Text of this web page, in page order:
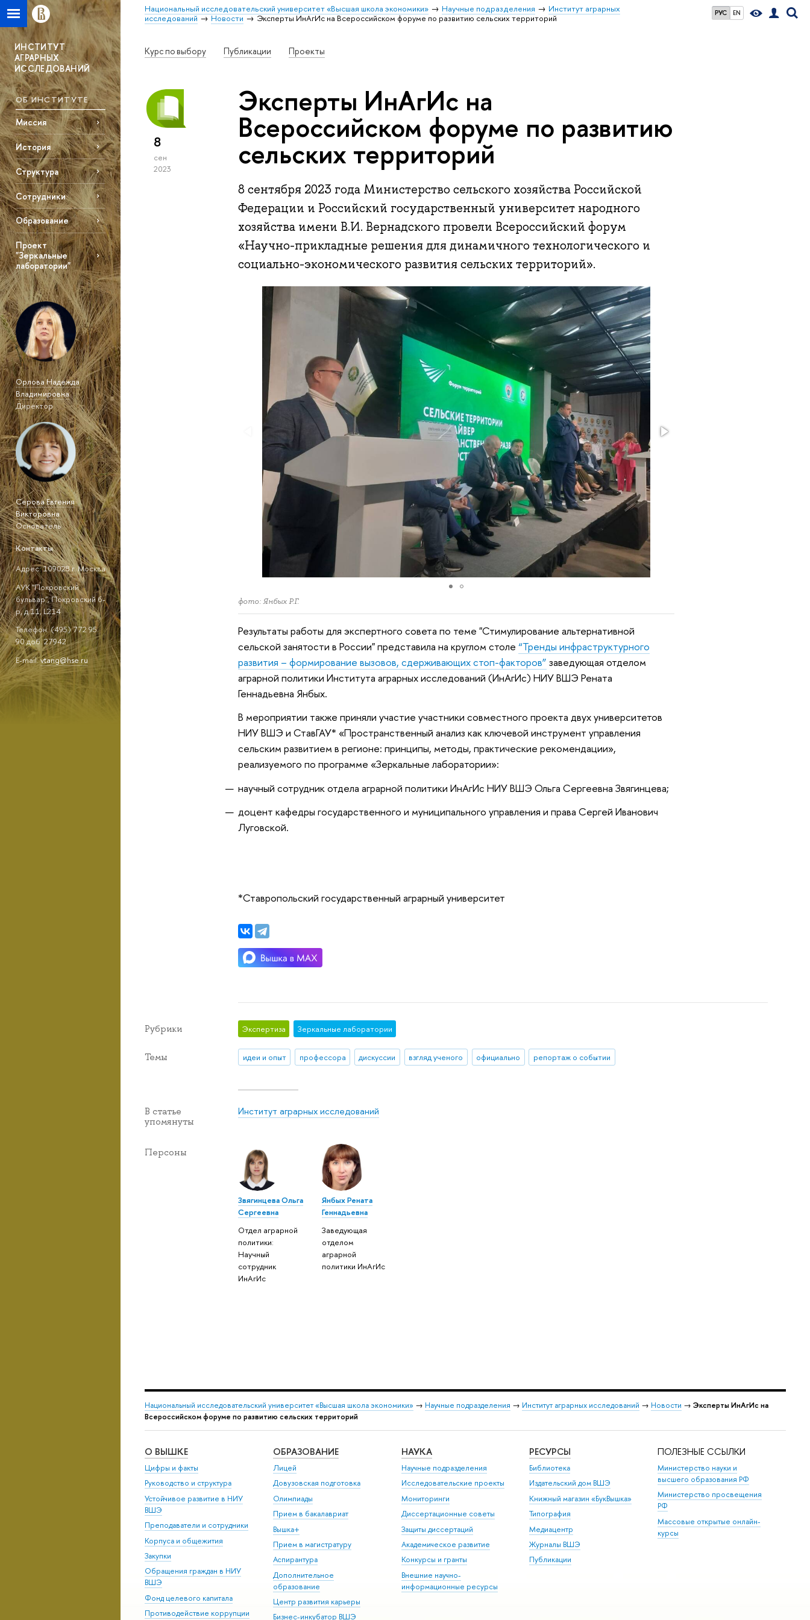
РУС EN
Национальный исследовательский университет «Высшая школа экономики» Научные подразделения
Институт аграрных
исследований
Новости Эксперты ИнАгИс на Всероссийском форуме по развитию сельских территорий
ИНСТИТУТ
АГРАРНЫХ
ИССЛЕДОВАНИЙ
ОБ ИНСТИТУТЕ
Миссия
История
Структура
Сотрудники
Образование
Проект
"Зеркальные
лаборатории"
Орлова Надежда
Владимировна
Директор
Серова Евгения
Викторовна
Основатель
Контакты
Адрес: 109028 г. Москва
АУК "Покровский
бульвар", Покровский б-
р, д.11, L214
Телефон: (495) 772 95
90 доб. 27942
E-mail:vtang@hse.ru
Курс по выбору Публикации Проекты
8
сен
2023
Эксперты ИнАгИс на
Всероссийском форуме по развитию
сельских территорий
8 сентября 2023 года Министерство сельского хозяйства Российской
Федерации и Российский государственный университет народного
хозяйства имени В.И. Вернадского провели Всероссийский форум
«Научно-прикладные решения для динамичного технологического и
социально-экономического развития сельских территорий».
фото: Янбых Р.Г.
Результаты работы для экспертного совета по теме "Стимулирование альтернативной
сельской занятости в России" представила на круглом столе“Тренды инфраструктурного
развития – формирование вызовов, сдерживающих стоп-факторов” заведующая отделом
аграрной политики Института аграрных исследований (ИнАгИс) НИУ ВШЭ Рената
Геннадьевна Янбых.
В мероприятии также приняли участие участники совместного проекта двух университетов
НИУ ВШЭ и СтавГАУ* «Пространственный анализ как ключевой инструмент управления
сельским развитием в регионе: принципы, методы, практические рекомендации»,
реализуемого по программе «Зеркальные лаборатории»:
научный сотрудник отдела аграрной политики ИнАгИс НИУ ВШЭ Ольга Сергеевна Звягинцева;
доцент кафедры государственного и муниципального управления и права Сергей Иванович
Луговской.
*Ставропольский государственный аграрный университет
Рубрики Экспертиза Зеркальные лаборатории
Темы идеи и опыт профессора дискуссии взгляд ученого официально репортаж о событии
В статье
упомянуты
Институт аграрных исследований
Персоны
Звягинцева Ольга
Сергеевна
Отдел аграрной
политики:
Научный
сотрудник
ИнАгИс
Янбых Рената
Геннадьевна
Заведующая
отделом
аграрной
политики ИнАгИс
Национальный исследовательский университет «Высшая школа экономики» → Научные подразделения → Институт аграрных исследований → Новости → Эксперты ИнАгИс на
Всероссийском форуме по развитию сельских территорий
О ВЫШКЕ
Цифры и факты
Руководство и структура
Устойчивое развитие в НИУ
ВШЭ
Преподаватели и сотрудники
Корпуса и общежития
Закупки
Обращения граждан в НИУ
ВШЭ
Фонд целевого капитала
Противодействие коррупции
ОБРАЗОВАНИЕ
Лицей
Довузовская подготовка
Олимпиады
Прием в бакалавриат
Вышка+
Прием в магистратуру
Аспирантура
Дополнительное
образование
Центр развития карьеры
Бизнес-инкубатор ВШЭ
НАУКА
Научные подразделения
Исследовательские проекты
Мониторинги
Диссертационные советы
Защиты диссертаций
Академическое развитие
Конкурсы и гранты
Внешние научно-
информационные ресурсы
РЕСУРСЫ
Библиотека
Издательский дом ВШЭ
Книжный магазин «БукВышка»
Типография
Медиацентр
Журналы ВШЭ
Публикации
ПОЛЕЗНЫЕ ССЫЛКИ
Министерство науки и
высшего образования РФ
Министерство просвещения
РФ
Массовые открытые онлайн-
курсы